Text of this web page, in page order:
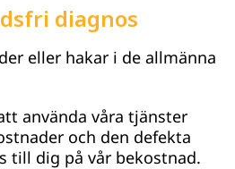
diagnos
eller hakar i de allmänna
använda våra tjänster
och den defekta
till dig på vår bekostnad.